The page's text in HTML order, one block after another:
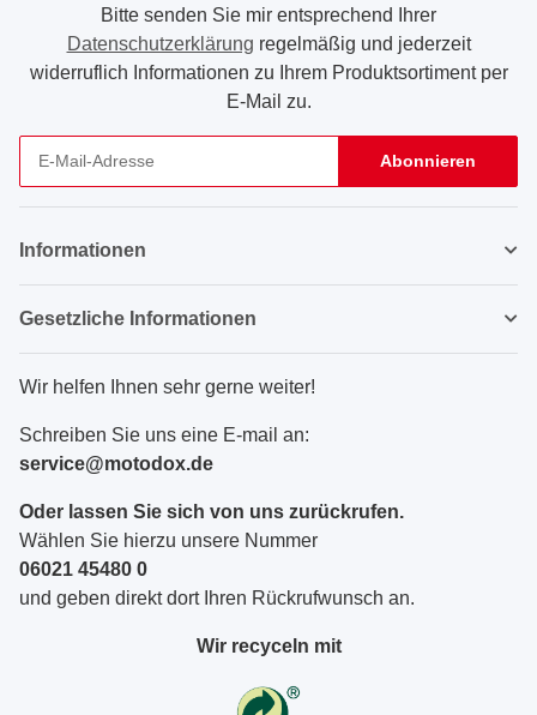
Bitte senden Sie mir entsprechend Ihrer
Datenschutzerklärung regelmäßig und jederzeit
widerruflich Informationen zu Ihrem Produktsortiment per
E-Mail zu.
Abonnieren
Informationen
Gesetzliche Informationen
Wir helfen Ihnen sehr gerne weiter!
Schreiben Sie uns eine E-mail an:
service@motodox.de
Oder lassen Sie sich von uns zurückrufen.
Wählen Sie hierzu unsere Nummer
06021 45480 0
und geben direkt dort Ihren Rückrufwunsch an.
Wir recyceln mit